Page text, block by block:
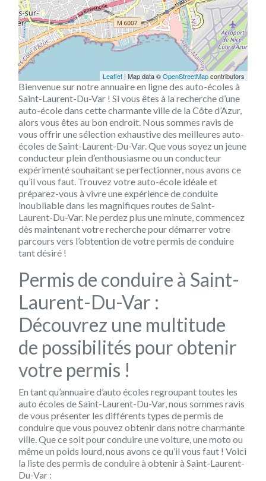
Leaflet | Map data ©OpenStreetMapcontributors
Bienvenue sur notre annuaire en ligne des auto-écoles à
Saint-Laurent-Du-Var ! Si vous êtes à la recherche d’une
auto-école dans cette charmante ville de la Côte d’Azur,
alors vous êtes au bon endroit. Nous sommes ravis de
vous offrir une sélection exhaustive des meilleures auto-
écoles de Saint-Laurent-Du-Var. Que vous soyez un jeune
conducteur plein d’enthousiasme ou un conducteur
expérimenté souhaitant se perfectionner, nous avons ce
qu’il vous faut. Trouvez votre auto-école idéale et
préparez-vous à vivre une expérience de conduite
inoubliable dans les magnifiques routes de Saint-
Laurent-Du-Var. Ne perdez plus une minute, commencez
dès maintenant votre recherche pour démarrer votre
parcours vers l’obtention de votre permis de conduire
tant désiré !
Permis de conduire à Saint-
Laurent-Du-Var :
Découvrez une multitude
de possibilités pour obtenir
votre permis !
En tant qu’annuaire d’auto écoles regroupant toutes les
auto écoles de Saint-Laurent-Du-Var, nous sommes ravis
de vous présenter les différents types de permis de
conduire que vous pouvez obtenir dans notre charmante
ville. Que ce soit pour conduire une voiture, une moto ou
même un poids lourd, nous avons ce qu’il vous faut ! Voici
la liste des permis de conduire à obtenir à Saint-Laurent-
Du-Var :